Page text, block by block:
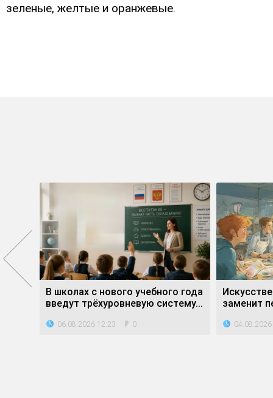
зеленые, желтые и оранжевые.
В школах с нового учебного года
введут трёхуровневую систему...
06.08.2026 12:23 0
заменит